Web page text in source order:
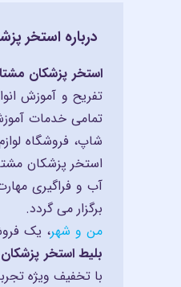
زیبایی
درباره استخر
استخر پزشکان
تفریح و آموزش
تمامی خدمات
شاپ، فروشگاه
استخر پزشکان
آب و فراگیری
برگزار می گردد.
من و شهر، یک
بلیط استخر
با تخفیف ویژه